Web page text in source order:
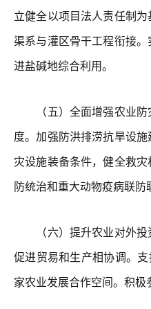
立健全以项目法人责任制
渠系与灌区骨干工程衔接
进盐碱地综合利用。
（五）全面增强农业防
度。加强防洪排涝抗旱设
灾设施装备条件，健全救
防统治和重大动物疫病联防
（六）提升农业对外投
促进贸易和生产相协调。
家农业发展合作空间。积极